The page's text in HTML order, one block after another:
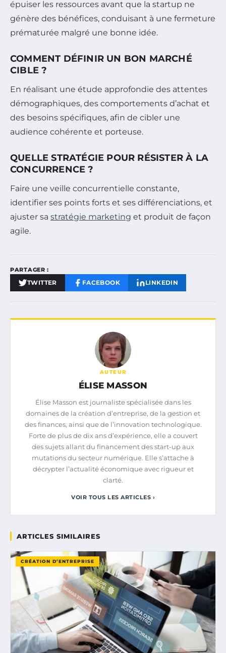
épuiser les ressources avant que la startup ne
génère des bénéfices, conduisant à une fermeture
prématurée malgré une bonne idée.
COMMENT DÉFINIR UN BON MARCHÉ
CIBLE ?
En réalisant une étude approfondie des attentes
démographiques, des comportements d’achat et
des besoins spécifiques, afin de cibler une
audience cohérente et porteuse.
QUELLE STRATÉGIE POUR RÉSISTER À LA
CONCURRENCE ?
Faire une veille concurrentielle constante,
identifier ses points forts et ses différenciations, et
ajuster sa stratégie marketing et produit de façon
agile.
PARTAGER :
TWITTER FACEBOOK LINKEDIN
AUTEUR
ÉLISE MASSON
Élise Masson est journaliste spécialisée dans les
domaines de la création d’entreprise, de la gestion et
des finances, ainsi que de l’innovation technologique.
Forte de plus de dix ans d’expérience, elle a couvert
des sujets allant du financement des start-up aux
mutations du secteur numérique. Elle s’attache à
décrypter l’actualité économique avec rigueur et
clarté.
VOIR TOUS LES ARTICLES ›
ARTICLES SIMILAIRES
CRÉATION D’ENTREPRISE